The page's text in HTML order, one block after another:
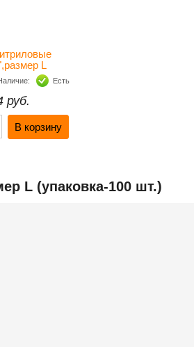
L
шт) УПАКЕсть
руб.
L (упаковка-100 шт.)